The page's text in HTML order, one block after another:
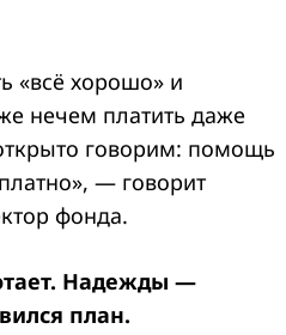
«всё хорошо» и
нечем платить даже
говорим: помощь
— говорит
фонда.
Надежды —
план.